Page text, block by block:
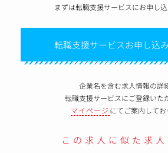
まずは転職支援サービスにお申し込
転職支援サービスお申し込み
企業名を含む求人情報の詳
転職支援サービスにご登録いた
マイページ にてご案内してお
この求人に似た求人